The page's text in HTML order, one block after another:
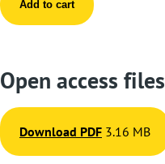
Open access files
Download PDF 3.16 MB